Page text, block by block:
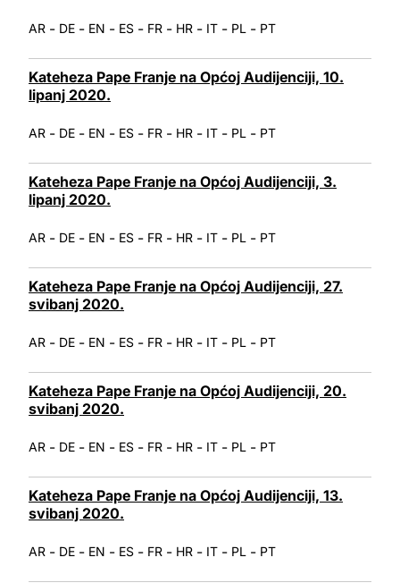
AR - DE - EN - ES - FR - HR - IT - PL - PT
Kateheza Pape Franje na Općoj Audijenciji, 10.
lipanj 2020.
AR - DE - EN - ES - FR - HR - IT - PL - PT
Kateheza Pape Franje na Općoj Audijenciji, 3.
lipanj 2020.
AR - DE - EN - ES - FR - HR - IT - PL - PT
Kateheza Pape Franje na Općoj Audijenciji, 27.
svibanj 2020.
AR - DE - EN - ES - FR - HR - IT - PL - PT
Kateheza Pape Franje na Općoj Audijenciji, 20.
svibanj 2020.
AR - DE - EN - ES - FR - HR - IT - PL - PT
Kateheza Pape Franje na Općoj Audijenciji, 13.
svibanj 2020.
AR - DE - EN - ES - FR - HR - IT - PL - PT